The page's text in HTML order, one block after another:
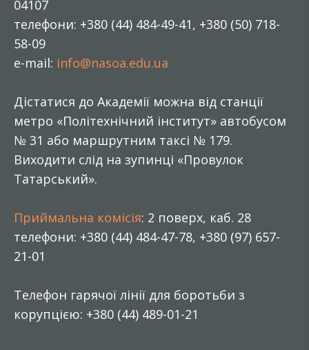
04107
телефони: +380 (44) 484-49-41, +380 (50) 718-
58-09
e-mail: info@nasoa.edu.ua
Дістатися до Академії можна від станції
метро «Політехнічний інститут» автобусом
№ 31 або маршрутним таксі № 179.
Виходити слід на зупинці «Провулок
Татарський».
Приймальна комісія: 2 поверх, каб. 28
телефони: +380 (44) 484-47-78, +380 (97) 657-
21-01
Телефон гарячої лінії для боротьби з
корупцією: +380 (44) 489-01-21